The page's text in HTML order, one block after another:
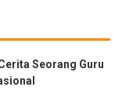
Seorang Guru